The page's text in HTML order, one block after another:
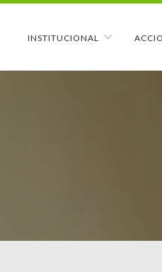
INSTITUCIONAL